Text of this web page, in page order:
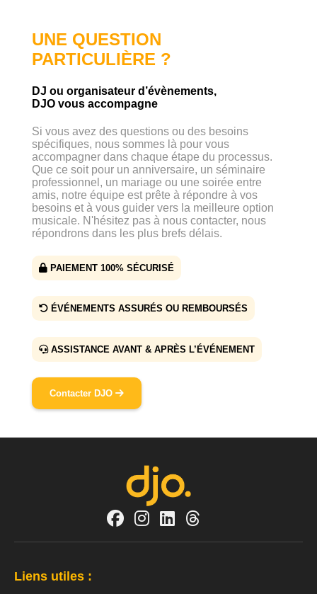
UNE QUESTION
PARTICULIÈRE ?
DJ ou organisateur d’évènements,
DJO vous accompagne
Si vous avez des questions ou des besoins
spécifiques, nous sommes là pour vous
accompagner dans chaque étape du processus.
Que ce soit pour un anniversaire, un séminaire
professionnel, un mariage ou une soirée entre
amis, notre équipe est prête à répondre à vos
besoins et à vous guider vers la meilleure option
musicale. N'hésitez pas à nous contacter, nous
répondrons dans les plus brefs délais.
PAIEMENT 100% SÉCURISÉ
ÉVÉNEMENTS ASSURÉS OU REMBOURSÉS
ASSISTANCE AVANT & APRÈS L’ÉVÉNEMENT
Contacter DJO
Liens utiles :